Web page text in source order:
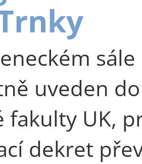
uveden
fakulty UK,
dekret